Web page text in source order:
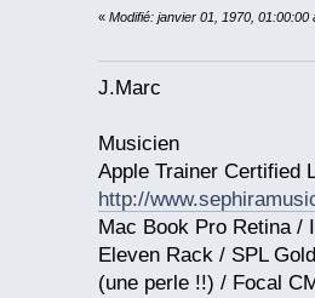
« Modifié: janvier 01, 1970, 01:00:00
J.Marc
Musicien
Apple Trainer Certified
http://
Mac Book Pro Retina /
Eleven Rack / SPL
(une perle !!) / Focal